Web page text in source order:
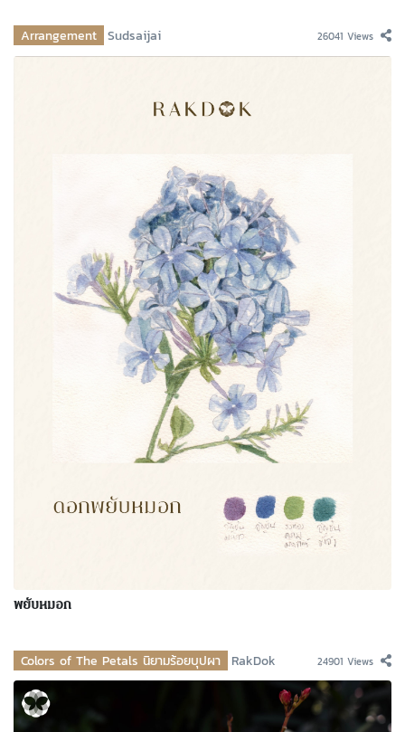
Arrangement Sudsaijai 26041 Views
พยับหมอก
Colors of The Petals นิยามร้อยบุปผา RakDok 24901 Views